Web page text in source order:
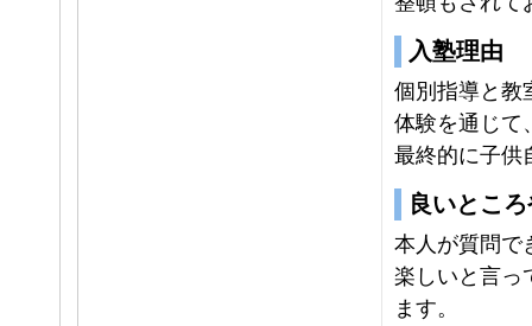
入塾理由
個別指導と教
体験を通じて
最終的に子供
良いとこ
本人が質問で
楽しいと言っ
ます。